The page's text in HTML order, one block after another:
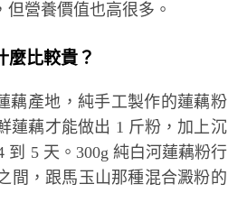
營養價值也高很多。
麼比較貴？
藕產地，純手工製作的蓮藕粉
蓮藕才能做出 1 斤粉，加上沉
到 5 天。300g 純白河蓮藕粉行
間，跟馬玉山那種混合澱粉的